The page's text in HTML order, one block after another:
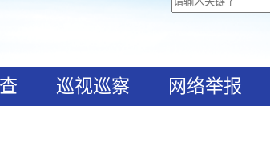
巡视巡察 网络举报